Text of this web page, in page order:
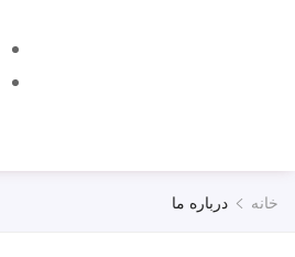
خانه درباره ما